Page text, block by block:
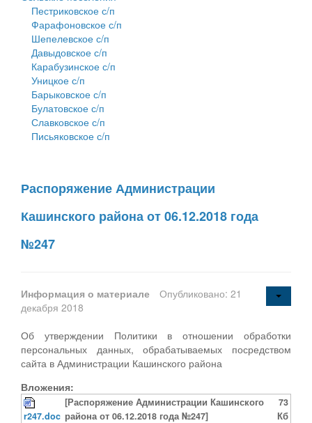
Пестриковское с/п
Фарафоновское с/п
Шепелевское с/п
Давыдовское с/п
Карабузинское с/п
Уницкое с/п
Барыковское с/п
Булатовское с/п
Славковское с/п
Письяковское с/п
Распоряжение Администрации
Кашинского района от 06.12.2018 года
№247
Информация о материале
Опубликовано: 21
декабря 2018
Об утверждении Политики в отношении обработки
персональных данных, обрабатываемых посредством
сайта в Администрации Кашинского района
Вложения:
r247.doc
[Распоряжение Администрации Кашинского
района от 06.12.2018 года №247]
73
Кб